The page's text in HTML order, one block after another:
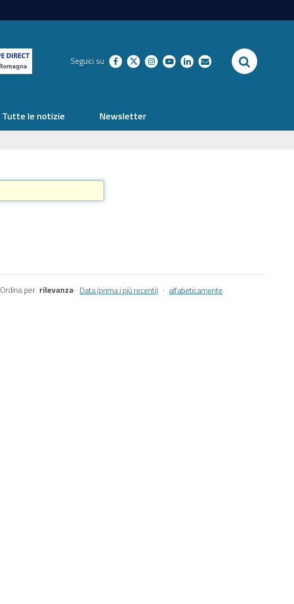
Seguici su facebooktwitterinstagram
youtubelinkedinrichieste SEARCH
Tutte le notizie Newsletter
Ordina per rilevanza· Data (prima i più recenti) · alfabeticamente